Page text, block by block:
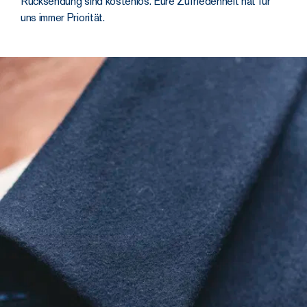
Schurwolle, gewoben
in Italien, ultrastarke
jedes Detail
hat echt was drauf. Und
ja, wir haben ihn auf Herz
und Nieren geprüft – die
Ergebnisse sprechen für
sich:
maximal Pilling-
resistent
eine Passform, die
nach unzähligen
Wäschen und Jahren
die Form hält.
uns immer Priorität.